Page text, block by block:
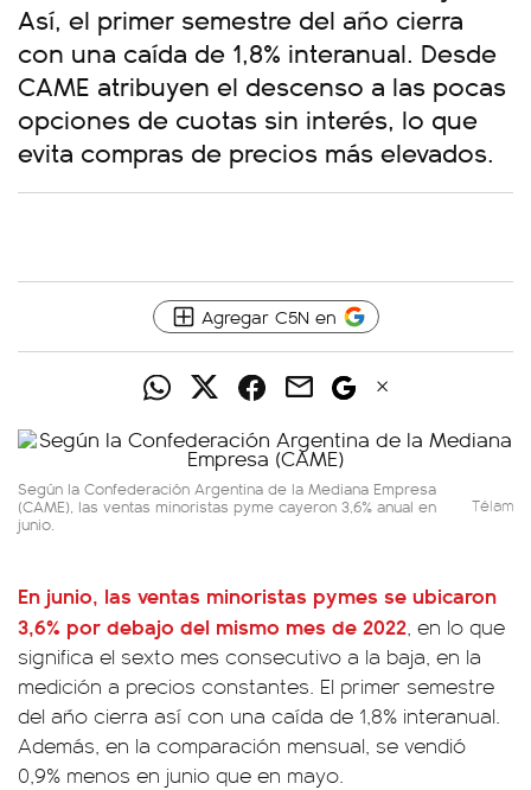
Así, el primer semestre del año cierra
con una caída de 1,8% interanual. Desde
CAME atribuyen el descenso a las pocas
opciones de cuotas sin interés, lo que
evita compras de precios más elevados.
Agregar C5N en
Según la Confederación Argentina de la Mediana Empresa
(CAME), las ventas minoristas pyme cayeron 3,6% anual en
junio.
Télam
En junio, las ventas minoristas pymes se ubicaron
3,6% por debajo del mismo mes de 2022, en lo que
significa el sexto mes consecutivo a la baja, en la
medición a precios constantes. El primer semestre
del año cierra así con una caída de 1,8% interanual.
Además, en la comparación mensual, se vendió
0,9% menos en junio que en mayo.